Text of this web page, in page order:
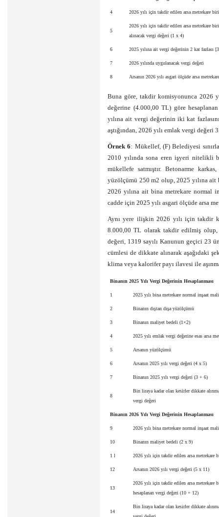
4 2026 yılı için takdir edilen arsa metrekare
5
2026 yılı için takdir edilen arsa metrekare
alınacak vergi değeri (1 x 4)
6 2025 yılına ait vergi değerinin 2 kat fazlası
7 2026 yılında uygulanacak vergi değeri
8 Arsanın 2026 yılı asgari ölçüde arsa
Buna göre, takdir komisyonunca 2026
değerine (4.000,00 TL) göre
yılına ait vergi değerinin iki kat
aştığından, 2026 yılı emlak vergi
Örnek 6: Mükellef, (F) Belediyesi
2010 yılında sona eren işyeri nitelikli
mükellefe satmıştır. Betonarme
yüzölçümü 250 m2 olup, 2025 yılına
2026 yılına ait bina metrekare normal
cadde için 2025 yılı asgari ölçüde arsa
Aynı yere ilişkin 2026 yılı için takdir
8.000,00 TL olarak takdir edilmiş
değeri, 1319 sayılı Kanunun geçici 23
cümlesi de dikkate alınarak aşağıdaki
klima veya kalorifer payı ilavesi ile
Binanın 2025 Yılı Vergi Değerinin Hesaplanması
1 2025 yılı bina metrekare normal inşaat
2 Binanın dıştan dışa yüzölçümü
3 Binanın maliyet bedeli (1×2)
4 2025 yılı emlak vergi değerine esas arsa
5 Arsanın yüzölçümü
6 Arsanın 2025 yılı vergi değeri (4 x 5)
7 Binanın 2025 yılı vergi değeri (3 + 6)
8
Bin liraya kadar olan kesirler dikkate
vergi değeri
Binanın 2026 Yılı Vergi Değerinin Hesaplanması
9 2026 yılı bina metrekare normal inşaat
10 Binanın maliyet bedeli (2 x 9)
1 l 2026 yılı için takdir edilen arsa metrekare
12 Arsanın 2026 yılı vergi değeri (5 x 11)
13
2026 yılı için takdir edilen arsa metrekare
hesaplanan vergi değeri (10 + 12)
14
Bin liraya kadar olan kesirler dikkate